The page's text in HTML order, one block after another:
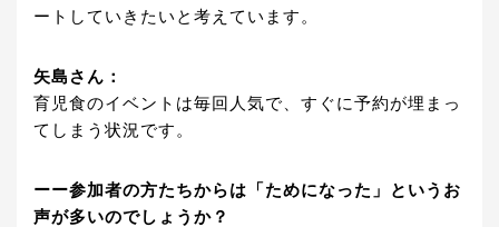
ートしていきたいと考えています。
矢島さん：
育児食のイベントは毎回人気で、すぐに予約が埋まっ
てしまう状況です。
ーー参加者の方たちからは「ためになった」というお
声が多いのでしょうか？